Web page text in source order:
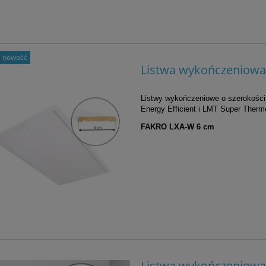
Listwa
Listwy wykończeniowe o
Energy Efficient i LMT Super
FAKRO LXA-W 6 cm
nowość